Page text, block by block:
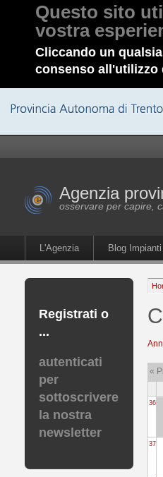
Questo sito
vostra
Cliccando un
consenso all'utilizzo
Agenzia
osservare per capire,
L'Agenzia Blog
Registrati o
...
autenticati
per
sottoscrivere
la nostra
newsletter
«
36
37